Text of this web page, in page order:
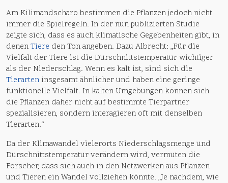
Am Kilimandscharo bestimmen die Pflanzen jedoch nicht
immer die Spielregeln. In der nun publizierten Studie
zeigte sich, dass es auch klimatische Gegebenheiten gibt, in
denenTiere den Ton angeben. Dazu Albrecht: „Für die
Vielfalt der Tiere ist die Durschnittstemperatur wichtiger
als der Niederschlag. Wenn es kalt ist, sind sich die
Tierarten insgesamt ähnlicher und haben eine geringe
funktionelle Vielfalt. In kalten Umgebungen können sich
die Pflanzen daher nicht auf bestimmte Tierpartner
spezialisieren, sondern interagieren oft mit denselben
Tierarten.“
Da der Klimawandel vielerorts Niederschlagsmenge und
Durschnittstemperatur verändern wird, vermuten die
Forscher, dass sich auch in den Netzwerken aus Pflanzen
und Tieren ein Wandel vollziehen könnte. „Je nachdem, wie